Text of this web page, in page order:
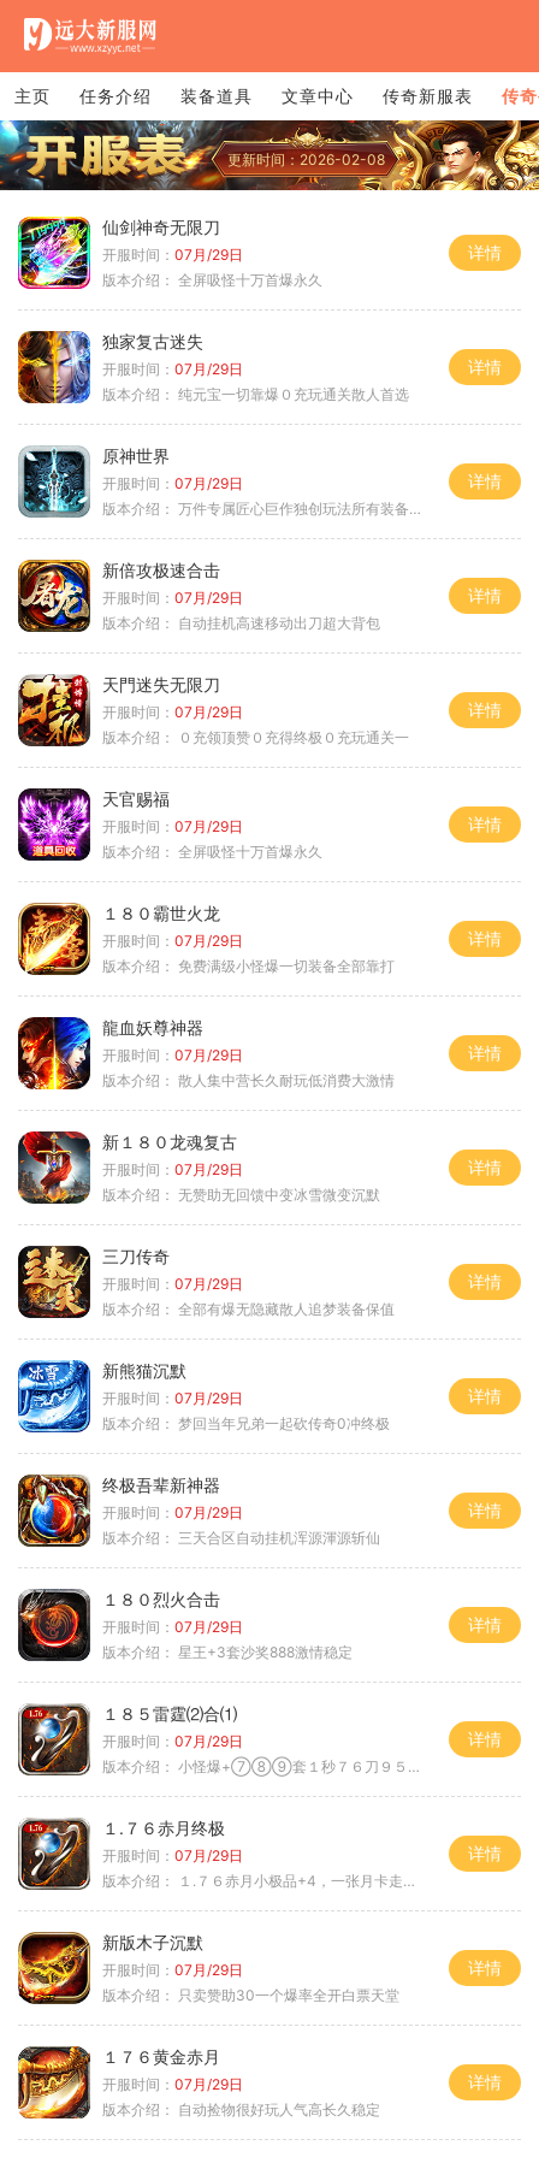
主页 任务介绍 装备道具 文章中心 传奇新服表 传
更新时间：2026-02-08
仙剑神奇无限刀
开服时间： 07月/29日
版本介绍： 全屏吸怪十万首爆永久
详情
独家复古迷失
开服时间： 07月/29日
版本介绍： 纯元宝一切靠爆０充玩通关散人首选
详情
原神世界
开服时间： 07月/29日
版本介绍： 万件专属匠心巨作独创玩法所有装备靠打
详情
新倍攻极速合击
开服时间： 07月/29日
版本介绍： 自动挂机高速移动出刀超大背包
详情
天門迷失无限刀
开服时间： 07月/29日
版本介绍：
０充领顶赞０充得终极０充玩通关一
详情
天官赐福
开服时间： 07月/29日
版本介绍： 全屏吸怪十万首爆永久
详情
１８０霸世火龙
开服时间： 07月/29日
版本介绍： 免费满级小怪爆一切装备全部靠打
详情
龍血妖尊神器
开服时间： 07月/29日
版本介绍： 散人集中营长久耐玩低消费大激情
详情
新１８０龙魂复古
开服时间： 07月/29日
版本介绍： 无赞助无回馈中变冰雪微变沉默
详情
三刀传奇
开服时间： 07月/29日
版本介绍： 全部有爆无隐藏散人追梦装备保值
详情
新熊猫沉默
开服时间： 07月/29日
版本介绍： 梦回当年兄弟一起砍传奇0冲终极
详情
终极吾辈新神器
开服时间： 07月/29日
版本介绍： 三天合区自动挂机浑源渾源斩仙
详情
１８０烈火合击
开服时间： 07月/29日
版本介绍： 星王+3套沙奖888激情稳定
详情
１８５雷霆⑵合⑴
开服时间： 07月/29日
版本介绍： 小怪爆+⑦⑧⑨套１秒７６刀９５范围捡
详情
１.７６赤月终极
开服时间： 07月/29日
版本介绍：
１.７６赤月小极品+4，一张月卡走天涯b
详情
新版木子沉默
开服时间： 07月/29日
版本介绍： 只卖赞助30一个爆率全开白票天堂
详情
１７６黄金赤月
开服时间： 07月/29日
版本介绍： 自动捡物很好玩人气高长久稳定
详情